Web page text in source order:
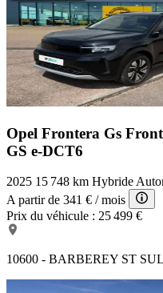
Opel Frontera Gs
GS e-DCT6
2025 15 748 km Hybride
A partir de 341 € / mois
Prix du véhicule : 25 499 €
10600 - BARBEREY ST